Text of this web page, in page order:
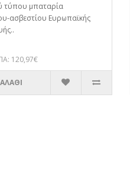
τύπου μπαταρία
ασβεστίου Ευρωπαϊκής
120,97€